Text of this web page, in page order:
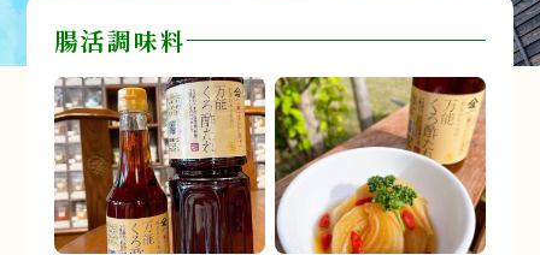
腸活調味料